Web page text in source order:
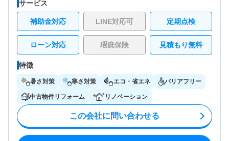
サービス
補助金対応 LINE対応可 定期点検
ローン対応 瑕疵保険 見積もり無料
特徴
暑さ対策 寒さ対策 エコ・省エネ バリアフリー
中古物件リフォーム リノベーション
この会社に問い合わせる